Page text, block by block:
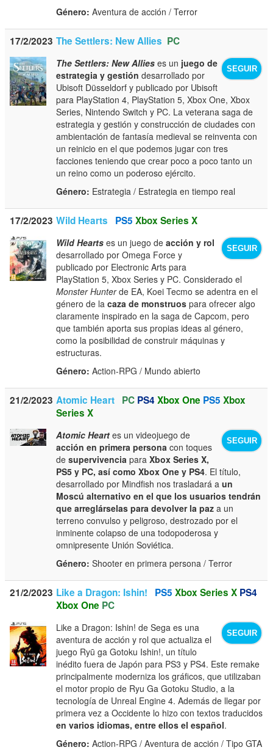
Género: Aventura de acción / Terror
17/2/2023 The Settlers: New Allies PC
SEGUIR
The Settlers: New Allies es un juego de
estrategia y gestión desarrollado por
Ubisoft Düsseldorf y publicado por Ubisoft
para PlayStation 4, PlayStation 5, Xbox One, Xbox
Series, Nintendo Switch y PC. La veterana saga de
estrategia y gestión y construcción de ciudades con
ambientación de fantasía medieval se reinventa con
un reinicio en el que podemos jugar con tres
facciones teniendo que crear poco a poco tanto un
un reino como un poderoso ejército.
Género: Estrategia / Estrategia en tiempo real
17/2/2023 Wild Hearts PS5 Xbox Series X
SEGUIR
Wild Hearts es un juego deacción y rol
desarrollado por Omega Force y
publicado por Electronic Arts para
PlayStation 5, Xbox Series y PC. Considerado el
Monster Hunterde EA, Koei Tecmo se adentra en el
género de lacaza de monstruos para ofrecer algo
claramente inspirado en la saga de Capcom, pero
que también aporta sus propias ideas al género,
como la posibilidad de construir máquinas y
estructuras.
Género: Action-RPG / Mundo abierto
21/2/2023 Atomic Heart PC PS4 Xbox One PS5 Xbox
Series X
SEGUIR
Atomic Heart es un videojuego de
acción en primera persona con toques
desupervivencia para Xbox Series X,
PS5 y PC, así como Xbox One y PS4. El título,
desarrollado por Mindfish nos trasladará aun
Moscú alternativo en el que los usuarios tendrán
que arreglárselas para devolver la paz a un
terreno convulso y peligroso, destrozado por el
inminente colapso de una todopoderosa y
omnipresente Unión Soviética.
Género: Shooter en primera persona / Terror
21/2/2023 Like a Dragon: Ishin! PS5 Xbox Series X PS4
Xbox One PC
SEGUIR
Like a Dragon: Ishin! de Sega es una
aventura de acción y rol que actualiza el
juego Ryū ga Gotoku Ishin!, un título
inédito fuera de Japón para PS3 y PS4. Este remake
principalmente moderniza los gráficos, que utilizaban
el motor propio de Ryu Ga Gotoku Studio, a la
tecnología de Unreal Engine 4. Además de llegar por
primera vez a Occidente lo hizo con textos traducidos
en varios idiomas, entre ellos el español.
Género: Action-RPG / Aventura de acción / Tipo GTA